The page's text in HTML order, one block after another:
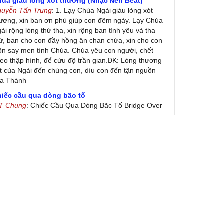
Tấn Trung: 1. Lạy Chúa Ngài giàu lòng xót
xin ban ơn phù giúp con đêm ngày. Lạy Chúa
rộng lòng thứ tha, xin rộng ban tình yêu và tha
ban cho con đầy hồng ân chan chứa, xin cho con
say men tình Chúa. Chúa yêu con người, chết
thập hình, để cứu độ trần gian.ĐK: Lòng thương
của Ngài đến chúng con, dìu con đến tận nguồn
Thánh
cầu qua dòng bão tố
Chung: Chiếc Cầu Qua Dòng Bão Tố Bridge Over
Water by Simon & Garfunkel (Released